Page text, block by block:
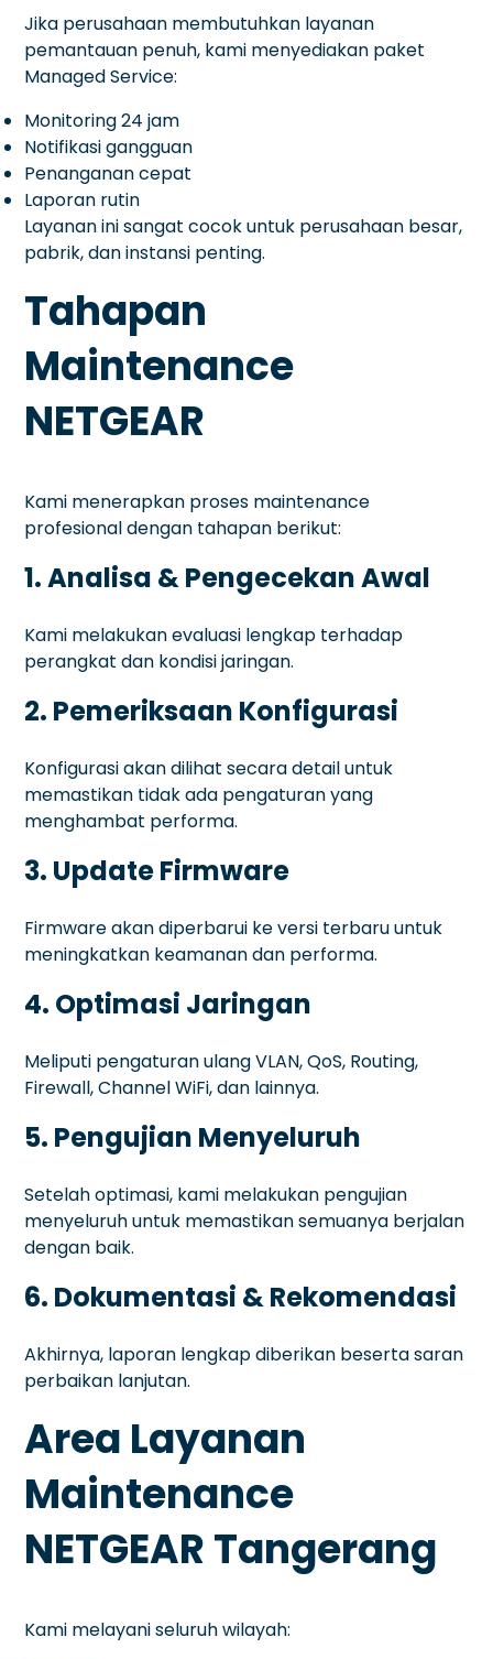
Jika perusahaan membutuhkan layanan
pemantauan penuh, kami menyediakan paket
Managed Service:
Monitoring 24 jam
Notifikasi gangguan
Penanganan cepat
Laporan rutin
Layanan ini sangat cocok untuk perusahaan besar,
pabrik, dan instansi penting.
Tahapan
Maintenance
NETGEAR
Kami menerapkan proses maintenance
profesional dengan tahapan berikut:
1. Analisa & Pengecekan Awal
Kami melakukan evaluasi lengkap terhadap
perangkat dan kondisi jaringan.
2. Pemeriksaan Konfigurasi
Konfigurasi akan dilihat secara detail untuk
memastikan tidak ada pengaturan yang
menghambat performa.
3. Update Firmware
Firmware akan diperbarui ke versi terbaru untuk
meningkatkan keamanan dan performa.
4. Optimasi Jaringan
Meliputi pengaturan ulang VLAN, QoS, Routing,
Firewall, Channel WiFi, dan lainnya.
5. Pengujian Menyeluruh
Setelah optimasi, kami melakukan pengujian
menyeluruh untuk memastikan semuanya berjalan
dengan baik.
6. Dokumentasi & Rekomendasi
Akhirnya, laporan lengkap diberikan beserta saran
perbaikan lanjutan.
Area Layanan
Maintenance
NETGEAR Tangerang
Kami melayani seluruh wilayah: